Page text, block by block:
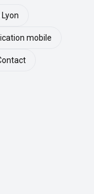
mobile